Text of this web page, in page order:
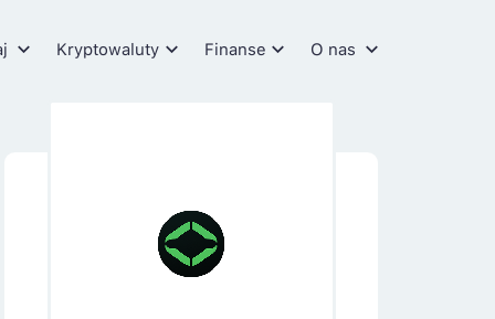
Kryptowaluty Finanse O nas